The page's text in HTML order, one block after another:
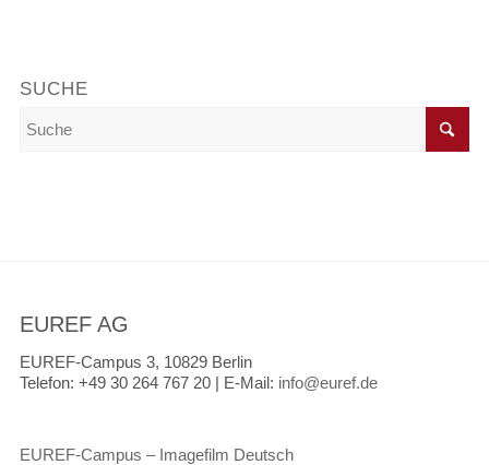
SUCHE
EUREF AG
EUREF-Campus 3, 10829 Berlin
Telefon: +49 30 264 767 20 | E-Mail: info@euref.de
EUREF-Campus – Imagefilm Deutsch